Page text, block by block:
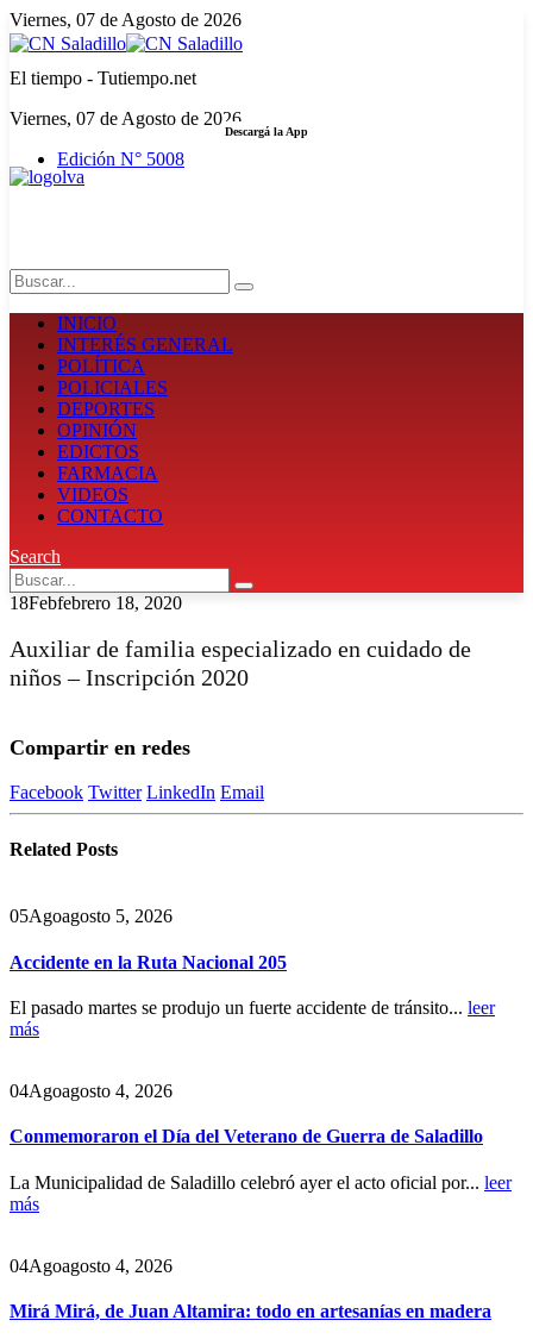
Viernes, 07 de Agosto de 2026
El tiempo - Tutiempo.net
Viernes, 07 de Agosto de 2026
Edición N° 5008
Descargá la App
INICIO
INTERÉS GENERAL
POLÍTICA
POLICIALES
DEPORTES
OPINIÓN
EDICTOS
FARMACIA
VIDEOS
CONTACTO
Search
18Febfebrero 18, 2020
Auxiliar de familia especializado en cuidado de
niños – Inscripción 2020
Compartir en redes
Facebook Twitter LinkedIn Email
Related Posts
05Agoagosto 5, 2026
Accidente en la Ruta Nacional 205
El pasado martes se produjo un fuerte accidente de tránsito... leer
más
04Agoagosto 4, 2026
Conmemoraron el Día del Veterano de Guerra de Saladillo
La Municipalidad de Saladillo celebró ayer el acto oficial por... leer
más
04Agoagosto 4, 2026
Mirá Mirá, de Juan Altamira: todo en artesanías en madera